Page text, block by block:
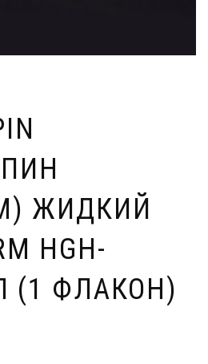
ЖИДКИЙ
HGH-
(1 ФЛАКОН)